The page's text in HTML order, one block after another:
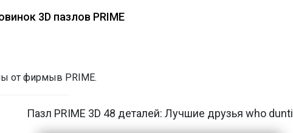
3D пазлов PRIME
от фирмыв PRIME.
Пазл PRIME 3D 48 деталей: Лучшие друзья who dunti